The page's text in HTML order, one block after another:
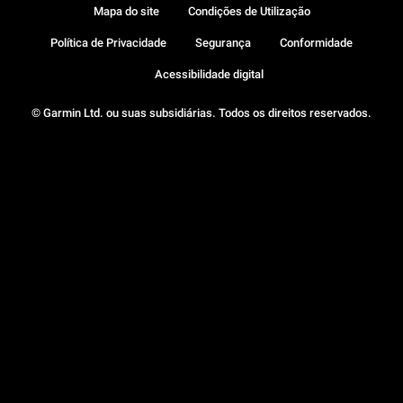
© Garmin Ltd. ou suas subsidiárias. Todos os direitos reservados.
Mapa do site Condições de Utilização
Política de Privacidade Segurança Conformidade
Acessibilidade digital